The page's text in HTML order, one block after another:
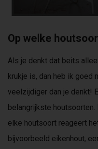
Op welke
Als je denkt dat beits
krukje is, dan heb ik goed
veelzijdiger dan je denkt!
belangrijkste houtsoorten.
elke houtsoort reageert
bijvoorbeeld eikenhout,